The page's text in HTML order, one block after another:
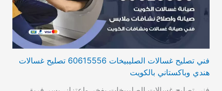
فني تصليح غسالات الصليبيخات 60615556 تصليح غسالات
هندي وباكستاني بالكويت